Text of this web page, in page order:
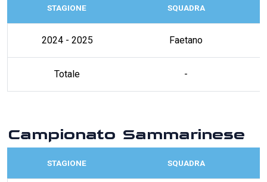
STAGIONE SQUADRA
2024 - 2025 Faetano
Totale -
Campionato Sammarinese
STAGIONE SQUADRA